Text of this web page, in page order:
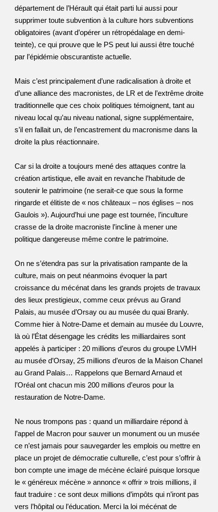
département de l’Hérault qui était parti lui aussi pour
supprimer toute subvention à la culture hors subventions
obligatoires (avant d’opérer un rétropédalage en demi-
teinte), ce qui prouve que le PS peut lui aussi être touché
par l’épidémie obscurantiste actuelle.
Mais c’est principalement d’une radicalisation à droite et
d’une alliance des macronistes, de LR et de l’extrême droite
traditionnelle que ces choix politiques témoignent, tant au
niveau local qu’au niveau national, signe supplémentaire,
s’il en fallait un, de l’encastrement du macronisme dans la
droite la plus réactionnaire.
Car si la droite a toujours mené des attaques contre la
création artistique, elle avait en revanche l’habitude de
soutenir le patrimoine (ne serait-ce que sous la forme
ringarde et élitiste de « nos châteaux – nos églises – nos
Gaulois »). Aujourd’hui une page est tournée, l’inculture
crasse de la droite macroniste l’incline à mener une
politique dangereuse même contre le patrimoine.
On ne s’étendra pas sur la privatisation rampante de la
culture, mais on peut néanmoins évoquer la part
croissance du mécénat dans les grands projets de travaux
des lieux prestigieux, comme ceux prévus au Grand
Palais, au musée d’Orsay ou au musée du quai Branly.
Comme hier à Notre-Dame et demain au musée du Louvre,
là où l’État désengage les crédits les milliardaires sont
appelés à participer : 20 millions d’euros du groupe LVMH
au musée d’Orsay, 25 millions d’euros de la Maison Chanel
au Grand Palais… Rappelons que Bernard Arnaud et
l’Oréal ont chacun mis 200 millions d’euros pour la
restauration de Notre-Dame.
Ne nous trompons pas : quand un milliardaire répond à
l’appel de Macron pour sauver un monument ou un musée
ce n’est jamais pour sauvegarder les emplois ou mettre en
place un projet de démocratie culturelle, c’est pour s’offrir à
bon compte une image de mécène éclairé puisque lorsque
le « généreux mécène » annonce « offrir » trois millions, il
faut traduire : ce sont deux millions d’impôts qui n’iront pas
vers l’hôpital ou l’éducation. Merci la loi mécénat de